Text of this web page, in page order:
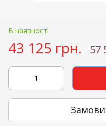
В наявності
43 125 грн. 57